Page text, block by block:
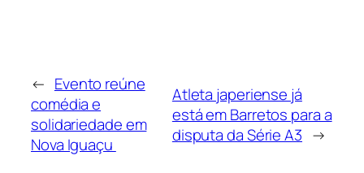
← Evento reúne
comédia e
solidariedade em
Nova Iguaçu
Atleta japeriense já
está em Barretos para a
disputa da Série A3 →